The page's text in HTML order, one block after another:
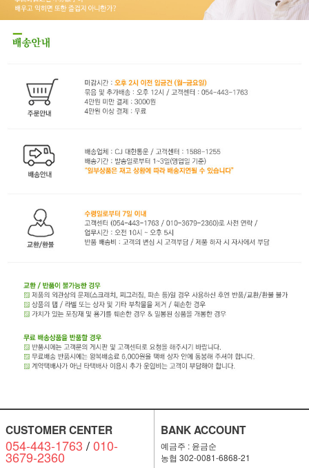
CUSTOMER CENTER
054-443-1763 /010-
3679-2360
BANK ACCOUNT
예금주 : 윤금순
농협 302-0081-6868-21